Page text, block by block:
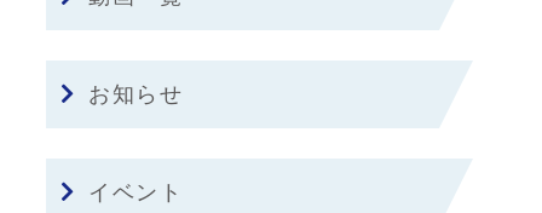
お知らせ
イベント